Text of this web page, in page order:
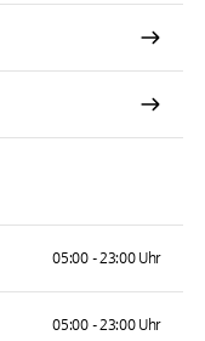
05:00 - 23:00 Uhr
05:00 - 23:00 Uhr